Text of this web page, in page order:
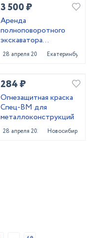
3 500 ₽
Аренда
полноповоротного
экскаватора
погрузчика
28 апреля 2025 Екатеринбург
284 ₽
Огнезащитная краска
Спец-ВМ для
металлоконструкций
28 апреля 2025 Новосибирск